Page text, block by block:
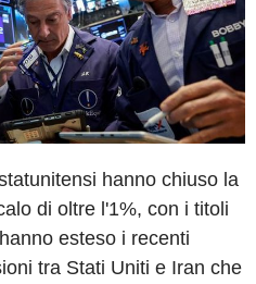
hanno chiuso la
di oltre l'1%, con i titoli
esteso i recenti
tra Stati Uniti e Iran che